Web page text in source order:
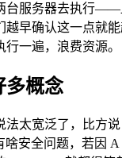
台服务器去执行——
越早确认这一点就
一遍，浪费资源。
多概念
法太宽泛了，比方
啥安全问题，若因